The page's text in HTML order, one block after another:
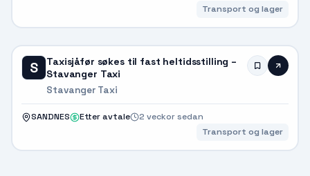
Transport og lager
S
Taxisjåfør søkes til fast heltidsstilling –
Stavanger Taxi
Stavanger Taxi
SANDNES Etter avtale
2 veckor sedan
Transport og lager